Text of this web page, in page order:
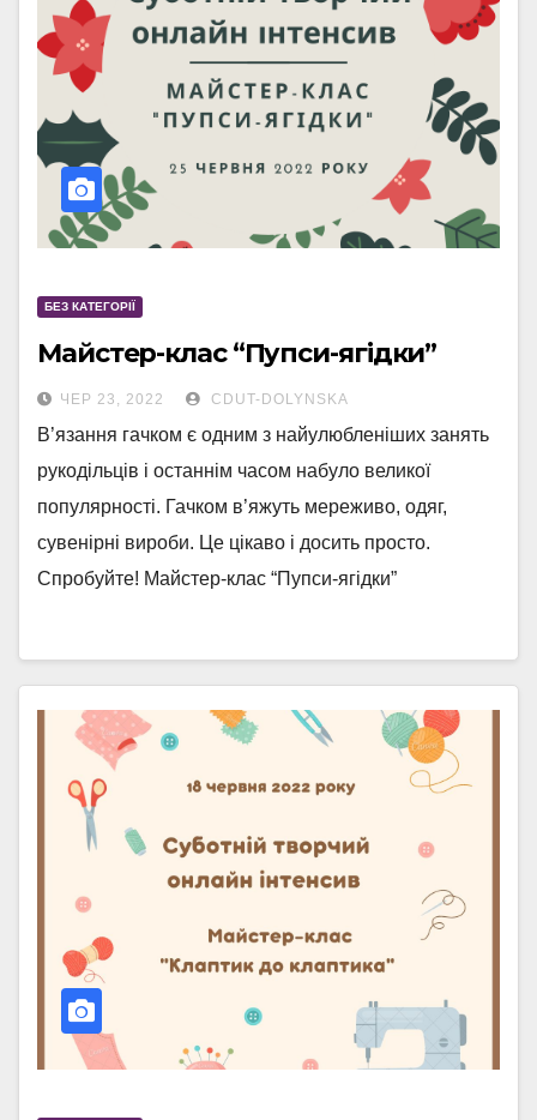
БЕЗ КАТЕГОРІЇ
Майстер-клас “Пупси-ягідки”
ЧЕР 23, 2022 CDUT-DOLYNSKA
В’язання гачком є одним з найулюбленіших занять
рукодільців і останнім часом набуло великої
популярності. Гачком в’яжуть мереживо, одяг,
сувенірні вироби. Це цікаво і досить просто.
Спробуйте! Майстер-клас “Пупси-ягідки”